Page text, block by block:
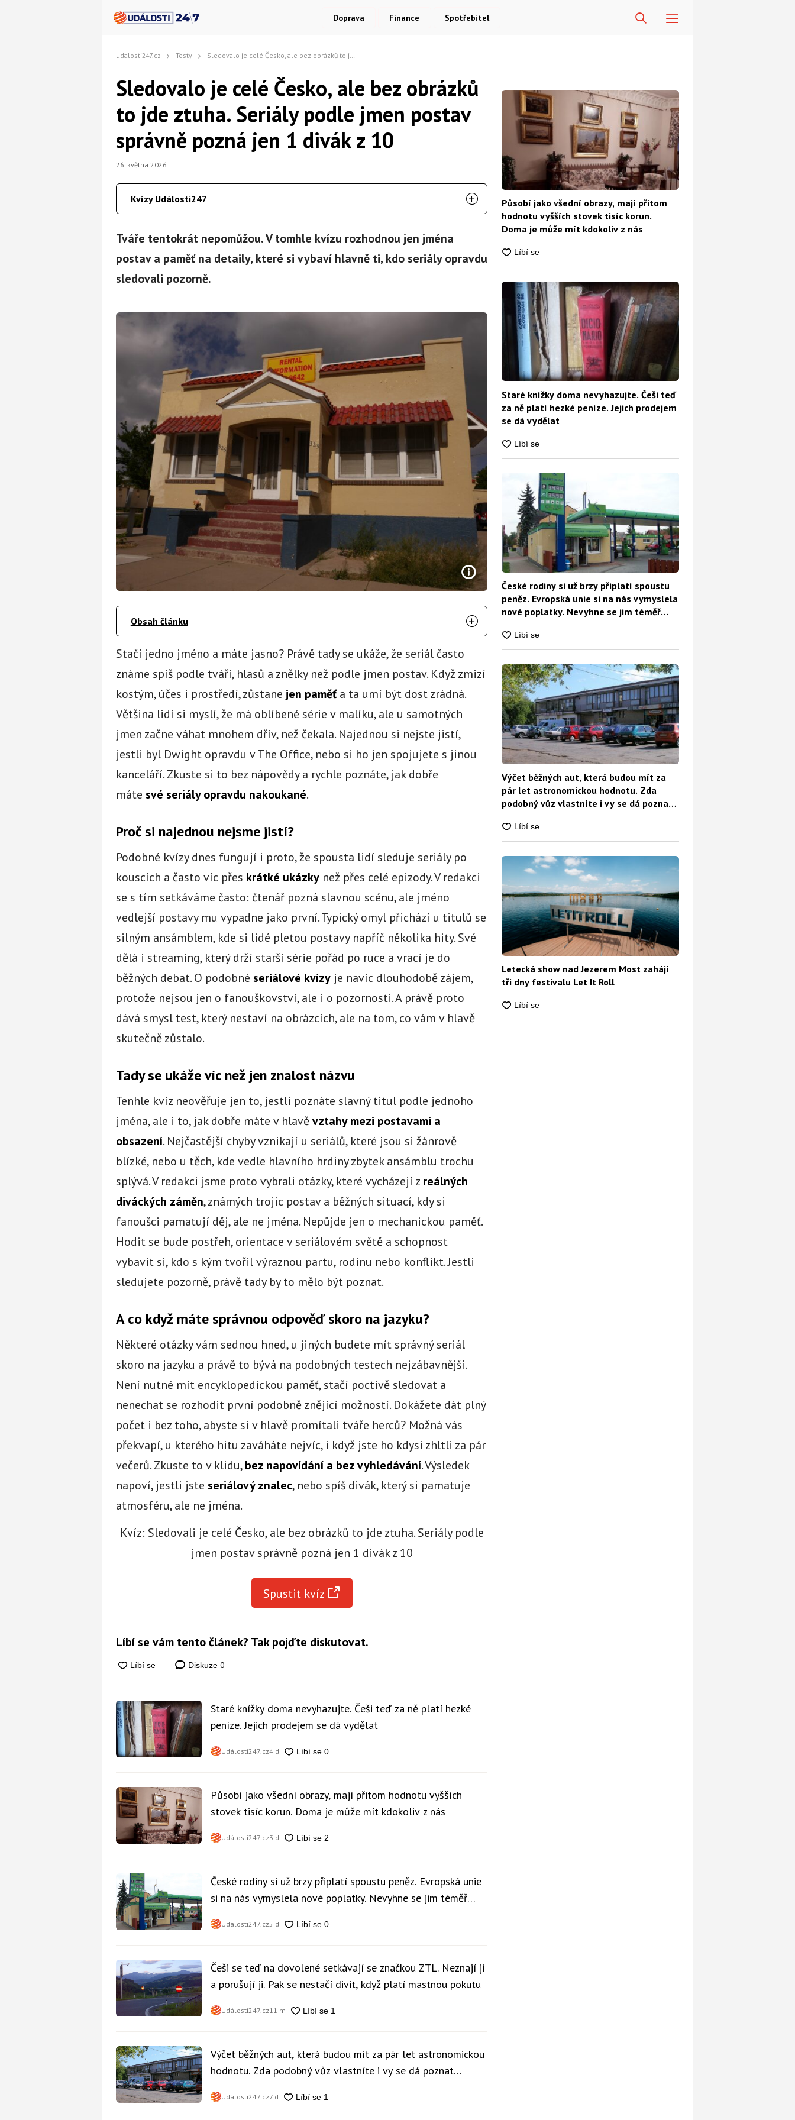
Doprava Finance Spotřebitel
udalosti247.cz Testy Sledovalo je celé Česko, ale bez obrázků to jde ztuha. Seriály podle jmen postav správně pozná jen 1 divák z 10
Sledovalo je celé Česko, ale bez obrázků
to jde ztuha. Seriály podle jmen postav
správně pozná jen 1 divák z 10
26. května 2026
Kvízy Události247
Tváře tentokrát nepomůžou. V tomhle kvízu rozhodnou jen jména
postav a paměť na detaily, které si vybaví hlavně ti, kdo seriály opravdu
sledovali pozorně.
Obsah článku
Stačí jedno jméno a máte jasno? Právě tady se ukáže, že seriál často
známe spíš podle tváří, hlasů a znělky než podle jmen postav. Když zmizí
kostým, účes i prostředí, zůstane jen paměťa ta umí být dost zrádná.
Většina lidí si myslí, že má oblíbené série v malíku, ale u samotných
jmen začne váhat mnohem dřív, než čekala. Najednou si nejste jistí,
jestli byl Dwight opravdu v The Office, nebo si ho jen spojujete s jinou
kanceláří. Zkuste si to bez nápovědy a rychle poznáte, jak dobře
máte své seriály opravdu nakoukané.
Proč si najednou nejsme jistí?
Podobné kvízy dnes fungují i proto, že spousta lidí sleduje seriály po
kouscích a často víc přes krátké ukázkynež přes celé epizody. V redakci
se s tím setkáváme často: čtenář pozná slavnou scénu, ale jméno
vedlejší postavy mu vypadne jako první. Typický omyl přichází u titulů se
silným ansámblem, kde si lidé pletou postavy napříč několika hity. Své
dělá i streaming, který drží starší série pořád po ruce a vrací je do
běžných debat. O podobné seriálové kvízyje navíc dlouhodobě zájem,
protože nejsou jen o fanouškovství, ale i o pozornosti. A právě proto
dává smysl test, který nestaví na obrázcích, ale na tom, co vám v hlavě
skutečně zůstalo.
Tady se ukáže víc než jen znalost názvu
Tenhle kvíz neověřuje jen to, jestli poznáte slavný titul podle jednoho
jména, ale i to, jak dobře máte v hlavěvztahy mezi postavami a
obsazení. Nejčastější chyby vznikají u seriálů, které jsou si žánrově
blízké, nebo u těch, kde vedle hlavního hrdiny zbytek ansámblu trochu
splývá. V redakci jsme proto vybrali otázky, které vycházejí z reálných
diváckých záměn, známých trojic postav a běžných situací, kdy si
fanoušci pamatují děj, ale ne jména. Nepůjde jen o mechanickou paměť.
Hodit se bude postřeh, orientace v seriálovém světě a schopnost
vybavit si, kdo s kým tvořil výraznou partu, rodinu nebo konflikt. Jestli
sledujete pozorně, právě tady by to mělo být poznat.
A co když máte správnou odpověď skoro na jazyku?
Některé otázky vám sednou hned, u jiných budete mít správný seriál
skoro na jazyku a právě to bývá na podobných testech nejzábavnější.
Není nutné mít encyklopedickou paměť, stačí poctivě sledovat a
nenechat se rozhodit první podobně znějící možností. Dokážete dát plný
počet i bez toho, abyste si v hlavě promítali tváře herců? Možná vás
překvapí, u kterého hitu zaváháte nejvíc, i když jste ho kdysi zhltli za pár
večerů. Zkuste to v klidu,bez napovídání a bez vyhledávání. Výsledek
napoví, jestli jste seriálový znalec, nebo spíš divák, který si pamatuje
atmosféru, ale ne jména.
Kvíz: Sledovali je celé Česko, ale bez obrázků to jde ztuha. Seriály podle
jmen postav správně pozná jen 1 divák z 10
Spustit kvíz
Líbí se vám tento článek? Tak pojďte diskutovat.
Diskuze 0
Staré knížky doma nevyhazujte. Češi teď za ně platí hezké
peníze. Jejich prodejem se dá vydělat
Události247.cz4 d
Působí jako všední obrazy, mají přitom hodnotu vyšších
stovek tisíc korun. Doma je může mít kdokoliv z nás
Události247.cz3 d
České rodiny si už brzy připlatí spoustu peněz. Evropská unie
si na nás vymyslela nové poplatky. Nevyhne se jim téměř
Události247.cz5 d
Češi se teď na dovolené setkávají se značkou ZTL. Neznají ji
a porušují ji. Pak se nestačí divit, když platí mastnou pokutu
Události247.cz11 m
Výčet běžných aut, která budou mít za pár let astronomickou
hodnotu. Zda podobný vůz vlastníte i vy se dá poznat
Události247.cz7 d
Působí jako všední obrazy, mají přitom
hodnotu vyšších stovek tisíc korun.
Doma je může mít kdokoliv z nás
Staré knížky doma nevyhazujte. Češi teď
za ně platí hezké peníze. Jejich prodejem
se dá vydělat
České rodiny si už brzy připlatí spoustu
peněz. Evropská unie si na nás vymyslela
nové poplatky. Nevyhne se jim téměř
Výčet běžných aut, která budou mít za
pár let astronomickou hodnotu. Zda
podobný vůz vlastníte i vy se dá poznat
Letecká show nad Jezerem Most zahájí
tři dny festivalu Let It Roll